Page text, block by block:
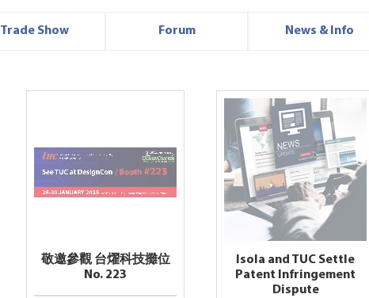
Trade Show Forum News & Info
敬邀參觀 台燿科技攤位
No. 223
Isola and TUC Settle
Patent Infringement
Dispute